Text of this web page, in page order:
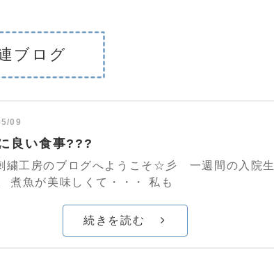
ブログ
09
良い食事???
繍工房のブログへようこそ☆彡 一週間の入院生
煮魚が美味しくて・・・ 私も
続きを読む